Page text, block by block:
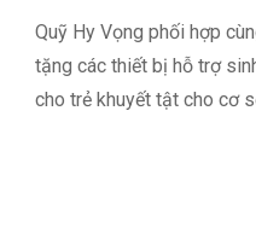
Quỹ Hy Vọng phối hợp
tặng các thiết bị hỗ trợ
cho trẻ khuyết tật cho cơ